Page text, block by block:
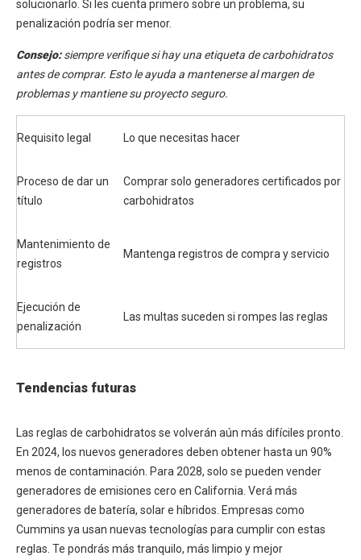
solucionarlo. Si les cuenta primero sobre un problema, su
penalización podría ser menor.
Consejo:siempre verifique si hay una etiqueta de carbohidratos
antes de comprar. Esto le ayuda a mantenerse al margen de
problemas y mantiene su proyecto seguro.
Requisito legal Lo que necesitas hacer
Proceso de dar un
título
Comprar solo generadores certificados por
carbohidratos
Mantenimiento de
registros
Mantenga registros de compra y servicio
Ejecución de
penalización
Las multas suceden si rompes las reglas
Tendencias futuras
Las reglas de carbohidratos se volverán aún más difíciles pronto.
En 2024, los nuevos generadores deben obtener hasta un 90%
menos de contaminación. Para 2028, solo se pueden vender
generadores de emisiones cero en California. Verá más
generadores de batería, solar e híbridos. Empresas como
Cummins ya usan nuevas tecnologías para cumplir con estas
reglas. Te pondrás más tranquilo, más limpio y mejor